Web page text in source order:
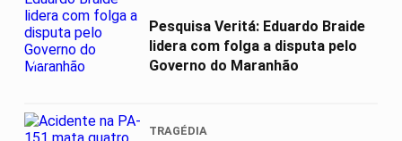
01
Pesquisa Veritá: Eduardo Braide
lidera com folga a disputa pelo
Governo do Maranhão
TRAGÉDIA